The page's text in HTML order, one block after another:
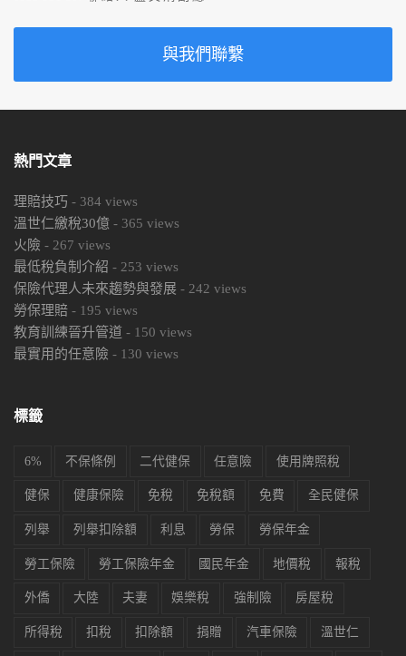
與我們聯繫
熱門文章
理賠技巧 - 384 views
溫世仁繳稅30億 - 365 views
火險 - 267 views
最低稅負制介紹 - 253 views
保險代理人未來趨勢與發展 - 242 views
勞保理賠 - 195 views
教育訓練晉升管道 - 150 views
最實用的任意險 - 130 views
標籤
6% 不保條例 二代健保 任意險 使用牌照稅
健保 健康保險 免稅 免稅額 免費 全民健保
列舉 列舉扣除額 利息 勞保 勞保年金
勞工保險 勞工保險年金 國民年金 地價稅 報稅
外僑 大陸 夫妻 娛樂稅 強制險 房屋稅
所得稅 扣稅 扣除額 捐贈 汽車保險 溫世仁